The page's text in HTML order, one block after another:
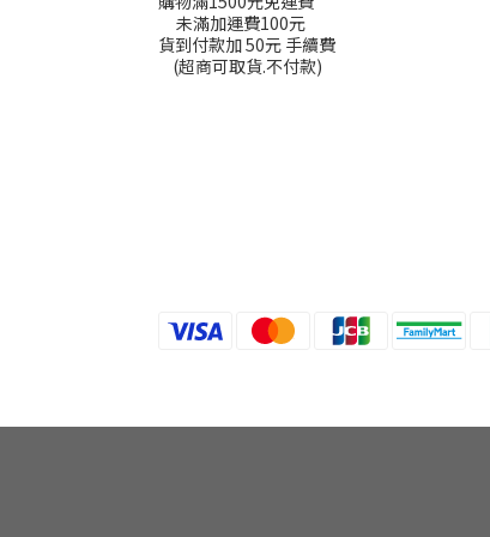
未滿加運費100元
貨到付款加 50元 手續費
(超商可取貨.不付款)